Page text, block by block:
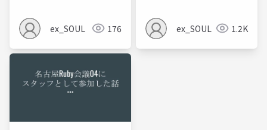
ex_SOUL 176 ex_SOUL 1.2K